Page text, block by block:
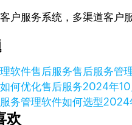
户服务系统，多渠道客户
软件售后服务售后服务管
何优化售后服务2024年10
务管理软件如何选型2024
欢